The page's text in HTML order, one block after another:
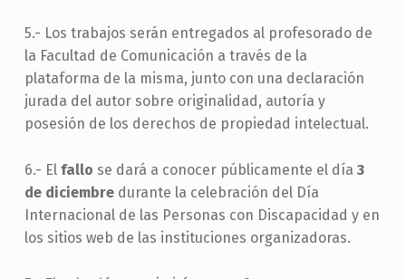
5.- Los trabajos serán entregados al profesorado de
la Facultad de Comunicación a través de la
plataforma de la misma, junto con una declaración
jurada del autor sobre originalidad, autoría y
posesión de los derechos de propiedad intelectual.
6.- El fallo se dará a conocer públicamente el día 3
de diciembredurante la celebración del Día
Internacional de las Personas con Discapacidad y en
los sitios web de las instituciones organizadoras.